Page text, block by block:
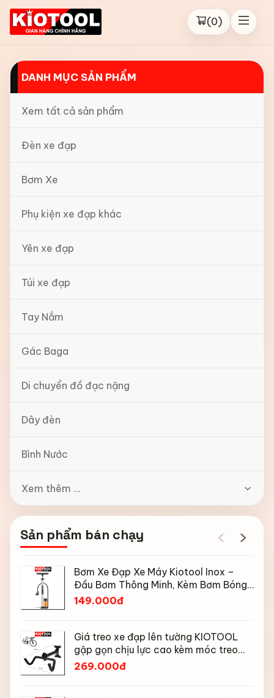
(0)
DANH MỤC SẢN PHẨM
Xem tất cả sản phẩm
Đèn xe đạp
Bơm Xe
Phụ kiện xe đạp khác
Yên xe đạp
Túi xe đạp
Tay Nắm
Gác Baga
Di chuyển đồ đạc nặng
Dây đèn
Bình Nước
Xem thêm ...
Sản phẩm bán chạy ‹ ›
Bơm Xe Đạp Xe Máy Kiotool Inox –
Đầu Bơm Thông Minh, Kèm Bơm Bóng,
Đồng Hồ 160 PSI
149.000đ
Giá treo xe đạp lên tường KIOTOOL
gập gọn chịu lực cao kèm móc treo
mũ bảo hiểm
269.000đ